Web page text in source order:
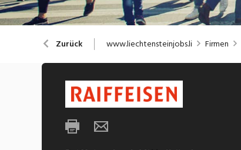
Zurück www.liechtensteinjobs.li Firmen